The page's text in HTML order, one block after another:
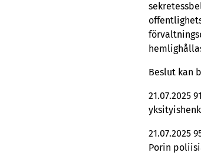
Beslut kan
21.07.2025
21.07.2025
Porin